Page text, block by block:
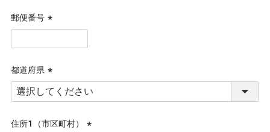
郵便番号
(必
須)
都道府県
(必
須)
住所１（市区町村）